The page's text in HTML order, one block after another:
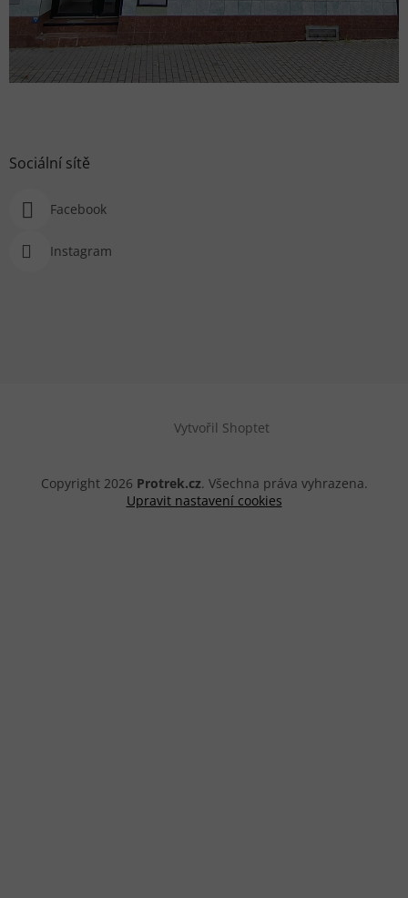
Sociální sítě
Facebook
Instagram
Vytvořil Shoptet
Copyright 2026 Protrek.cz. Všechna práva vyhrazena.
Upravit nastavení cookies